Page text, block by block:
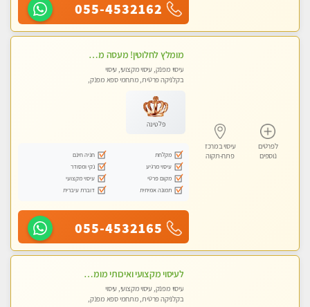
055-4532162
לפרטים
נוספים
עיסוי במרכז
פתח-תקוה
מומלץ לחלוטין! מעסה מקצועית ואיכותית פרטי!!!
עיסוי מפנק, עיסוי מקצועי, עיסוי
בקלניקה פרטית, מתחמי ספא מפנק,
פלטינה
מקלחת
חניה חינם
עיסוי מרגיע
נקי ומסודר
מקום פרטי
עיסוי מקצועי
תמונה אמיתית
דוברת עיברית
055-4532165
לעיסוי מקצועי ואיכותי מומלץ מאוד!! ממתינה לך שתגיע , מעסה פרטית … ❤️
עיסוי מפנק, עיסוי מקצועי, עיסוי
בקלניקה פרטית, מתחמי ספא מפנק,